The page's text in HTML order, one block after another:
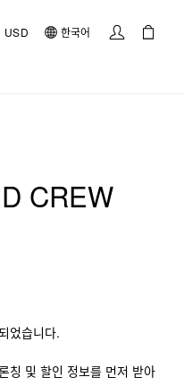
USD 한국어
CREW
었습니다.
칭 및 할인 정보를 먼저 받아